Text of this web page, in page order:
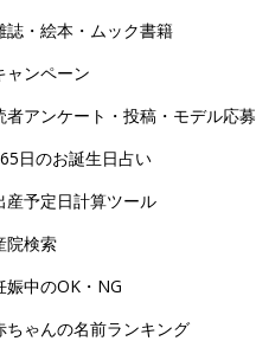
誌・絵本・ムック書籍
ャンペーン
者アンケート・投稿・モデル応募
日のお誕生日占い
産予定日計算ツール
院検索
娠中のOK・NG
ちゃんの名前ランキング